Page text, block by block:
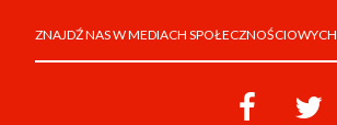
ZNAJDŹ NAS W MEDIACH SPOŁECZNOŚCIOWYCH